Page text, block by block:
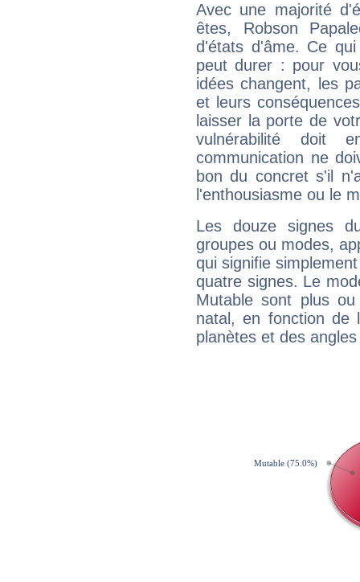
Avec une majorité
êtes, Robson
d'états d'âme. Ce
peut durer : pour
idées changent, les
et leurs
laisser la porte de
vulnérabilité doit
communication ne
bon du concret s'il
l'enthousiasme ou le
Les douze signes
groupes ou modes,
qui signifie
quatre signes. Le
Mutable sont plus
natal, en fonction de
planètes et des